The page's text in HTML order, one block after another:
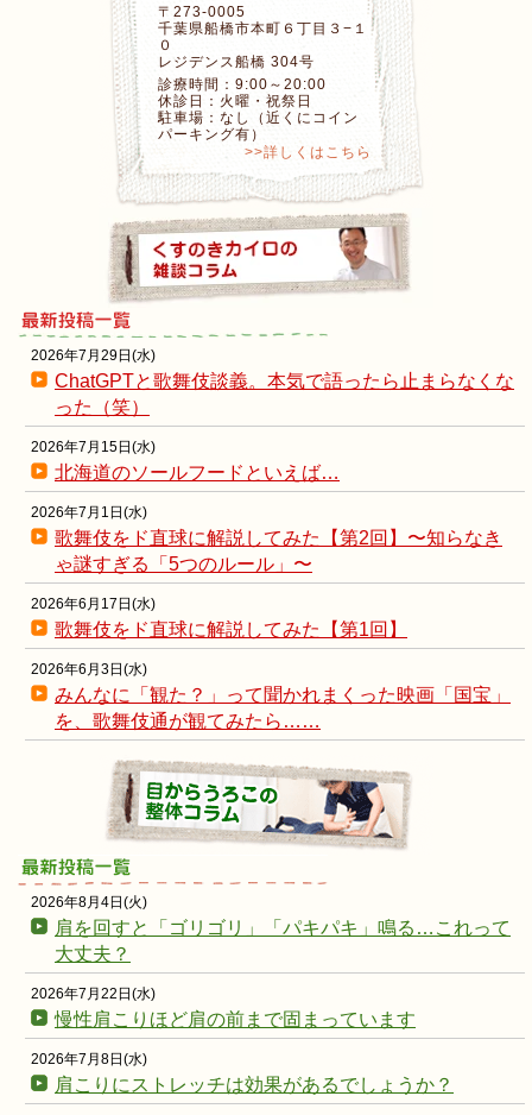
〒273-0005
千葉県船橋市本町６丁目３−１
０
レジデンス船橋 304号
診療時間：9:00～20:00
休診日：火曜・祝祭日
駐車場：なし（近くにコイン
パーキング有）
>>詳しくはこちら
2026年7月29日(水)
ChatGPTと歌舞伎談義。本気で語ったら止まらなくな
った（笑）
2026年7月15日(水)
北海道のソールフードといえば…
2026年7月1日(水)
歌舞伎をド直球に解説してみた【第2回】〜知らなき
ゃ謎すぎる「5つのルール」〜
2026年6月17日(水)
歌舞伎をド直球に解説してみた【第1回】
2026年6月3日(水)
みんなに「観た？」って聞かれまくった映画「国宝」
を、歌舞伎通が観てみたら……
2026年8月4日(火)
肩を回すと「ゴリゴリ」「パキパキ」鳴る…これって
大丈夫？
2026年7月22日(水)
慢性肩こりほど肩の前まで固まっています
2026年7月8日(水)
肩こりにストレッチは効果があるでしょうか？